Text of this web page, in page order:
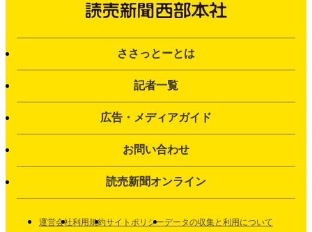
ささっとーとは
記者一覧
広告・メディアガイド
お問い合わせ
読売新聞オンライン
運営会社利用規約サイトポリシーデータの収集と利用について